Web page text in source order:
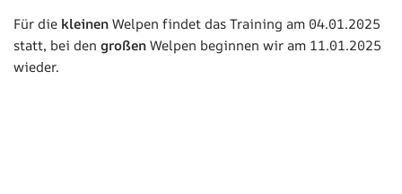
Für die kleinenWelpen findet das Training am 04.01.2025
statt, bei den großenWelpen beginnen wir am 11.01.2025
wieder.